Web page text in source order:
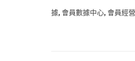
據, 會員數據中心, 會員經營